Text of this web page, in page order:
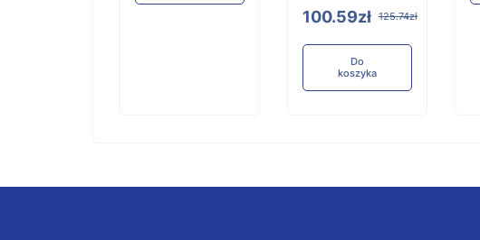
100.59zł 125.74zł
Do
koszyka